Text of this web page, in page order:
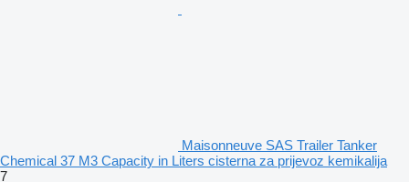
Maisonneuve SAS Trailer Tanker
Chemical 37 M3 Capacity in Liters cisterna za prijevoz kemikalija
7